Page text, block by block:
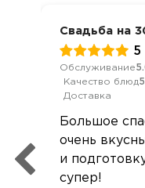
Свадьба на
5
Обслуживание
Качество блюд
Доставка
Большое
очень
и
супер!